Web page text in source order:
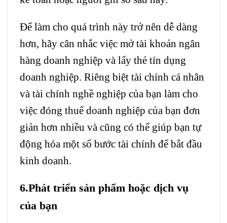
Để làm cho quá trình này trở nên dễ dàng
hơn, hãy cân nhắc việc mở tài khoản ngân
hàng doanh nghiệp và lấy thẻ tín dụng
doanh nghiệp. Riêng biệt tài chính cá nhân
và tài chính nghề nghiệp của bạn làm cho
việc đóng thuế doanh nghiệp của bạn đơn
giản hơn nhiều và cũng có thể giúp bạn tự
động hóa một số bước tài chính để bắt đầu
kinh doanh.
6.Phát triển sản phẩm hoặc dịch vụ
của bạn